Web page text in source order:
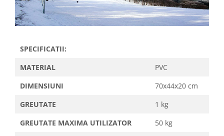
SPECIFICATII:
MATERIAL
PVC
DIMENSIUNI
70x44x20 cm
GREUTATE
1 kg
GREUTATE MAXIMA UTILIZATOR
50 kg